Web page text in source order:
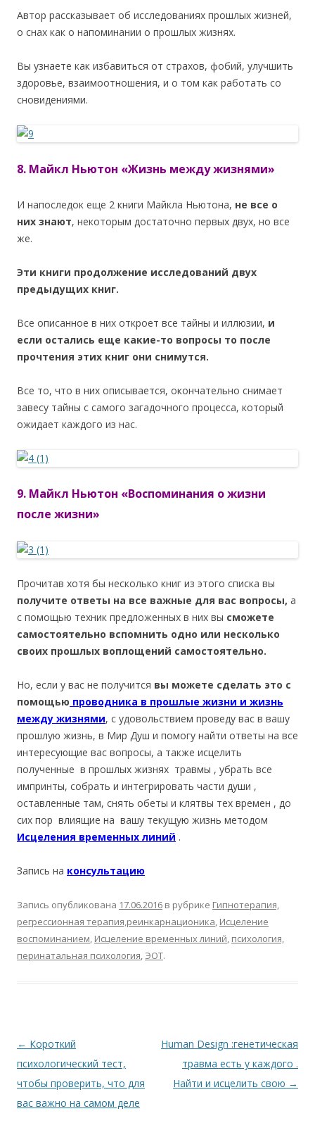
Автор рассказывает об исследованиях прошлых жизней,
о снах как о напоминании о прошлых жизнях.
Вы узнаете как избавиться от страхов, фобий, улучшить
здоровье, взаимоотношения, и о том как работать со
сновидениями.
8. Майкл Ньютон «Жизнь между жизнями»
И напоследок еще 2 книги Майкла Ньютона, не все о
них знают, некоторым достаточно первых двух, но все
же.
Эти книги продолжение исследований двух
предыдущих книг.
Все описанное в них откроет все тайны и иллюзии, и
если остались еще какие-то вопросы то после
прочтения этих книг они снимутся.
Все то, что в них описывается, окончательно снимает
завесу тайны с самого загадочного процесса, который
ожидает каждого из нас.
9. Майкл Ньютон «Воспоминания о жизни
после жизни»
Прочитав хотя бы несколько книг из этого списка вы
получите ответы на все важные для вас вопросы, а
с помощью техник предложенных в них вы сможете
самостоятельно вспомнить одно или несколько
своих прошлых воплощений самостоятельно.
Но, если у вас не получится вы можете сделать это с
помощью проводника в прошлые жизни и жизнь
между жизнями, с удовольствием проведу вас в вашу
прошлую жизнь, в Мир Душ и помогу найти ответы на все
интересующие вас вопросы, а также исцелить
полученные в прошлых жизнях травмы , убрать все
импринты, собрать и интегрировать части души ,
оставленные там, снять обеты и клятвы тех времен , до
сих пор влиящие на вашу текущую жизнь методом
Исцеления временных линий .
Запись на консультацию
Запись опубликована 17.06.2016 в рубрике Гипнотерапия,
регрессионная терапия,реинкарнационика, Исцеление
воспоминанием, Исцеление временных линий, психология,
перинатальная психология, ЭОТ.
Навигация по записям
← Короткий
психологический тест,
чтобы проверить, что для
вас важно на самом деле
Human Design :генетическая
травма есть у каждого .
Найти и исцелить свою →